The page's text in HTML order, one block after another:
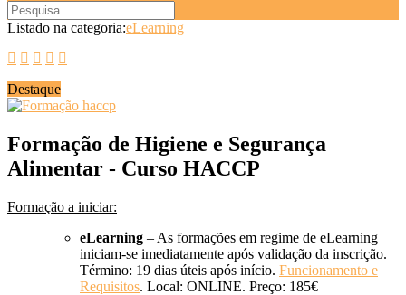
Listado na categoria:eLearning
Destaque
Formação de Higiene e Segurança
Alimentar - Curso HACCP
Formação a iniciar:
eLearning – As formações em regime de eLearning
iniciam-se imediatamente após validação da inscrição.
Término: 19 dias úteis após início. Funcionamento e
Requisitos. Local: ONLINE. Preço: 185€